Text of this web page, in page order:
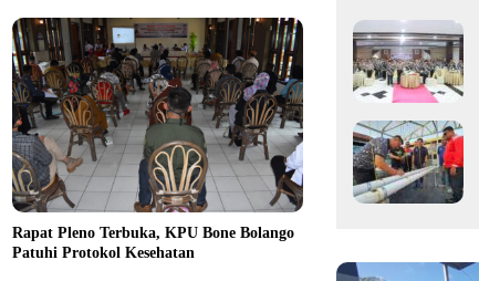
Rapat Pleno Terbuka, KPU Bone Bolango
Patuhi Protokol Kesehatan